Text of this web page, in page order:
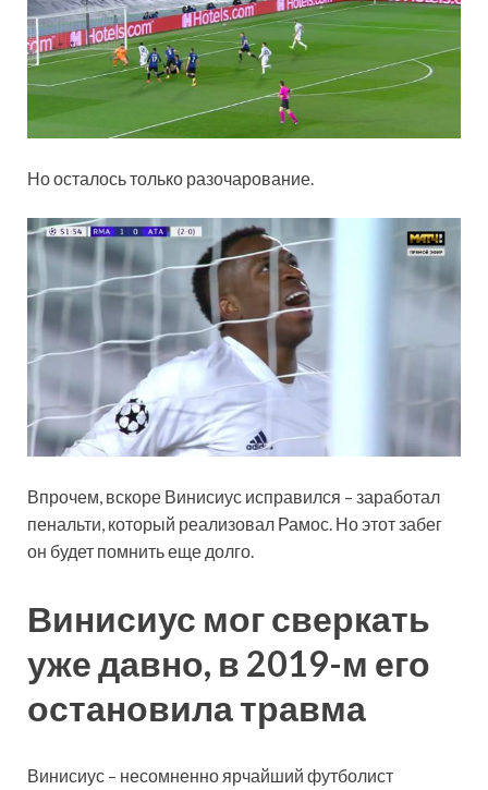
Но осталось только разочарование.
Впрочем, вскоре Винисиус исправился – заработал
пенальти, который реализовал Рамос. Но этот забег
он будет помнить еще долго.
Винисиус мог сверкать
уже давно, в 2019-м его
остановила травма
Винисиус – несомненно ярчайший футболист